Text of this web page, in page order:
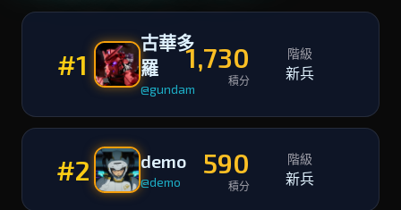
#1
古華多
羅
@gundam
1,730
積分
階級
新兵
#2 demo
@demo
590
積分
階級
新兵